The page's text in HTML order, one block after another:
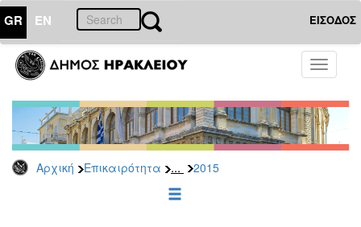
GR EN ΕΙΣΟΔΟΣ
Toggle
Αρχική Επικαιρότητα ... 2015
ΕΠΙΚΑΙΡΟΤΗΤΑ
Τύπου
Αρχείο
2026
2025